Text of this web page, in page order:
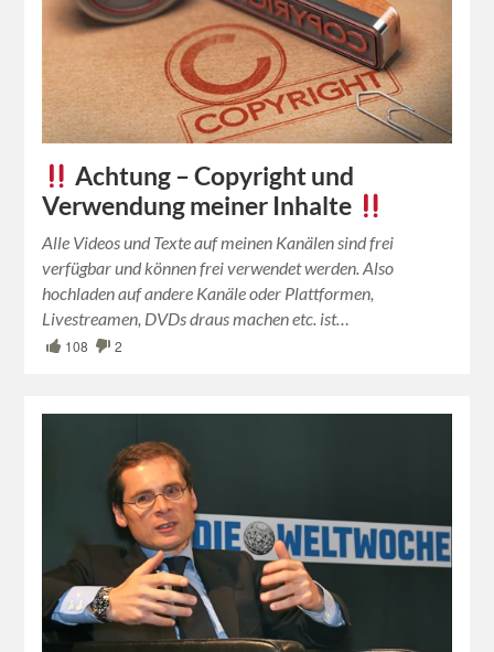
Achtung – Copyright und
Verwendung meiner Inhalte
Alle Videos und Texte auf meinen Kanälen sind frei
verfügbar und können frei verwendet werden. Also
hochladen auf andere Kanäle oder Plattformen,
Livestreamen, DVDs draus machen etc. ist…
108 2